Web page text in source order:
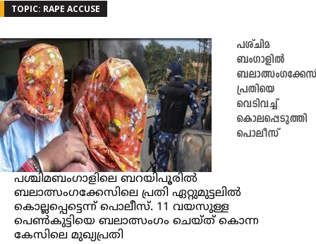
TOPIC: RAPE ACCUSE
പശ്ചിമ
ബംഗാളിൽ
പ്രതിയെ
വെടിവച്ച്
കൊലപ്പെടുത്തി
പൊലീസ്
പശ്ചിമബംഗാളിലെ ബറയിപൂരിൽ
ബലാത്സംഗക്കേസിലെ പ്രതി ഏറ്റുമുട്ടലിൽ
കൊല്ലപ്പെട്ടെന്ന് പൊലീസ്. 11 വയസുള്ള
പെൺകുട്ടിയെ ബലാത്സംഗം ചെയ്ത് കൊന്ന
കേസിലെ മുഖ്യപ്രതി